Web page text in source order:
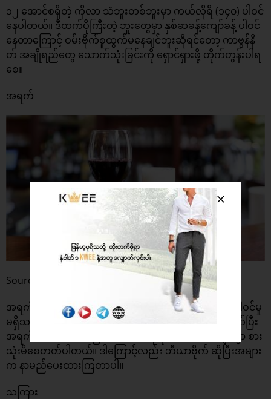
၁၂ အောင်စရှိတဲ့ ကိုလာ သံဘူးတစ်ဘူးမှာ ကယ်လိုရီ (၁၄၀) ပါဝင်
နေပါတယ်။ ဒီထက်ပိုကြီးတဲ့ ဘူးတွေမှာ နှစ်ဆခန့်ကျော်ခန့် ပါဝင်
နေတာကြောင့် ဝမ်းဗိုက်စူထွက်မနေချင်ဘူးဆိုရင်တော့ ကာဗွန်နိ
တ် အချိုရည်တွေ သောက်သုံးခြင်းကို ရှောင်ရှားဖို့ တိုက်တွန်းပါရ
စေ။
အရက်
Source: BBC
အရက်တွေမှာ ကယ်လိုရီများပြားစွာ ပါဝင်နေပြီး အဟာရ ပါဝင်မှု
မရှိသလောက် ရှားပါတယ်။ တစ်ညလောက် night out ထွက်ပြီး
အရက်ဘီယာသောက်ခြင်းက ကယ်လိုရီ ထောင်ပေါင်းများစွာ စား
သုံးမိစေတတ်ပါတယ်။ ဒါကြောင့်လည်း ဘီယာဗိုက် ဆိုပြီးအများ
က နာမည်ပေးထားကြတာပါ။
သကြား